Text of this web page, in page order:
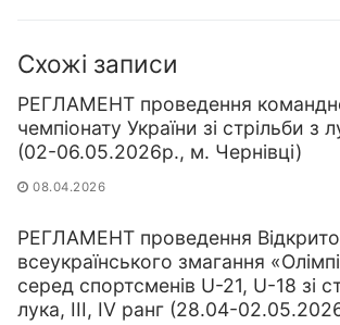
Схожі записи
РЕГЛАМЕНТ проведення
чемпіонату України зі стрільби з
(02-06.05.2026р., м. Чернівці)
08.04.2026
РЕГЛАМЕНТ проведення
всеукраїнського змагання
серед спортсменів U-21, U-18 зі
лука, ІІІ, IV ранг (28.04-